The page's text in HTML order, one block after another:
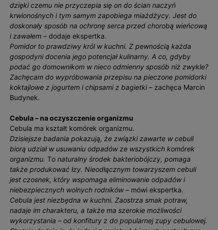
dzięki czemu nie przyczepia się on do ścian naczyń
krwionośnych i tym samym zapobiega miażdżycy. Jest do
doskonały sposób na ochronę serca przed chorobą wieńcową
i zawałem – dodaje ekspertka.
Pomidor to prawdziwy król w kuchni. Z pewnością każda
gospodyni docenia jego potencjał kulinarny. A co, gdyby
podać go domownikom w nieco odmienny sposób niż zwykle?
Zachęcam do wypróbowania przepisu na pieczone pomidorki
koktajlowe z jogurtem i chipsami z bagietki– zachęca Marcin
Budynek.
Cebula – na oczyszczenie organizmu
Cebula ma kształt komórek organizmu.
Dzisiejsze badania pokazują, że związki zawarte w cebuli
biorą udział w usuwaniu odpadów ze wszystkich komórek
organizmu. To naturalny środek bakteriobójczy, pomaga
także produkować łzy. Nieodłącznym towarzyszem cebuli
jest czosnek, który wspomaga eliminowanie odpadów i
niebezpiecznych wolnych rodników– mówi ekspertka.
Cebula jest niezbędna w kuchni. Zaostrza smak potraw,
nadaje im charakteru, a także ma szerokie możliwości
wykorzystania – od konfitury z do popularnej zupy cebulowej.